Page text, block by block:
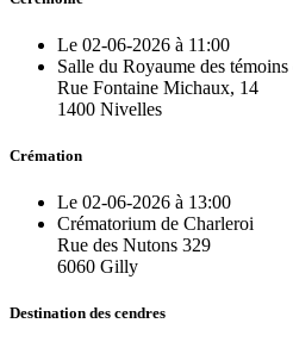
Le 02-06-2026 à 11:00
Salle du Royaume des
Rue Fontaine Michaux, 14
1400 Nivelles
Crémation
Le 02-06-2026 à 13:00
Crématorium de Charleroi
Rue des Nutons 329
6060 Gilly
Destination des cendres